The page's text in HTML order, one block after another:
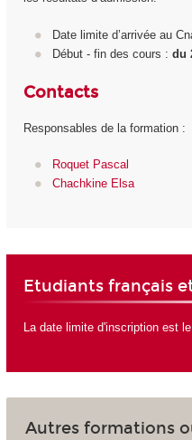
Date limite d’arrivée au
Début - fin des cours : du
Contacts
Responsables de la formation :
Roquet Pascal
Chachkine Elsa
Etudiants français et
La date limite d'inscription est
Autres formations